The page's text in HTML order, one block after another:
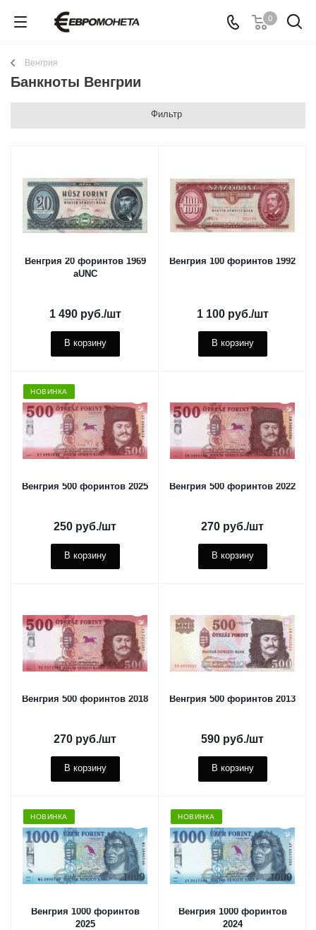
0
Венгрия
Банкноты Венгрии
Фильтр
Венгрия 20 форинтов 1969
aUNC
1 490руб./шт
В корзину
Венгрия 100 форинтов 1992
1 100руб./шт
В корзину
НОВИНКА
Венгрия 500 форинтов 2025
250 руб./шт
В корзину
Венгрия 500 форинтов 2022
270 руб./шт
В корзину
Венгрия 500 форинтов 2018
270 руб./шт
В корзину
Венгрия 500 форинтов 2013
590 руб./шт
В корзину
НОВИНКА
Венгрия 1000 форинтов
2025
НОВИНКА
Венгрия 1000 форинтов
2024